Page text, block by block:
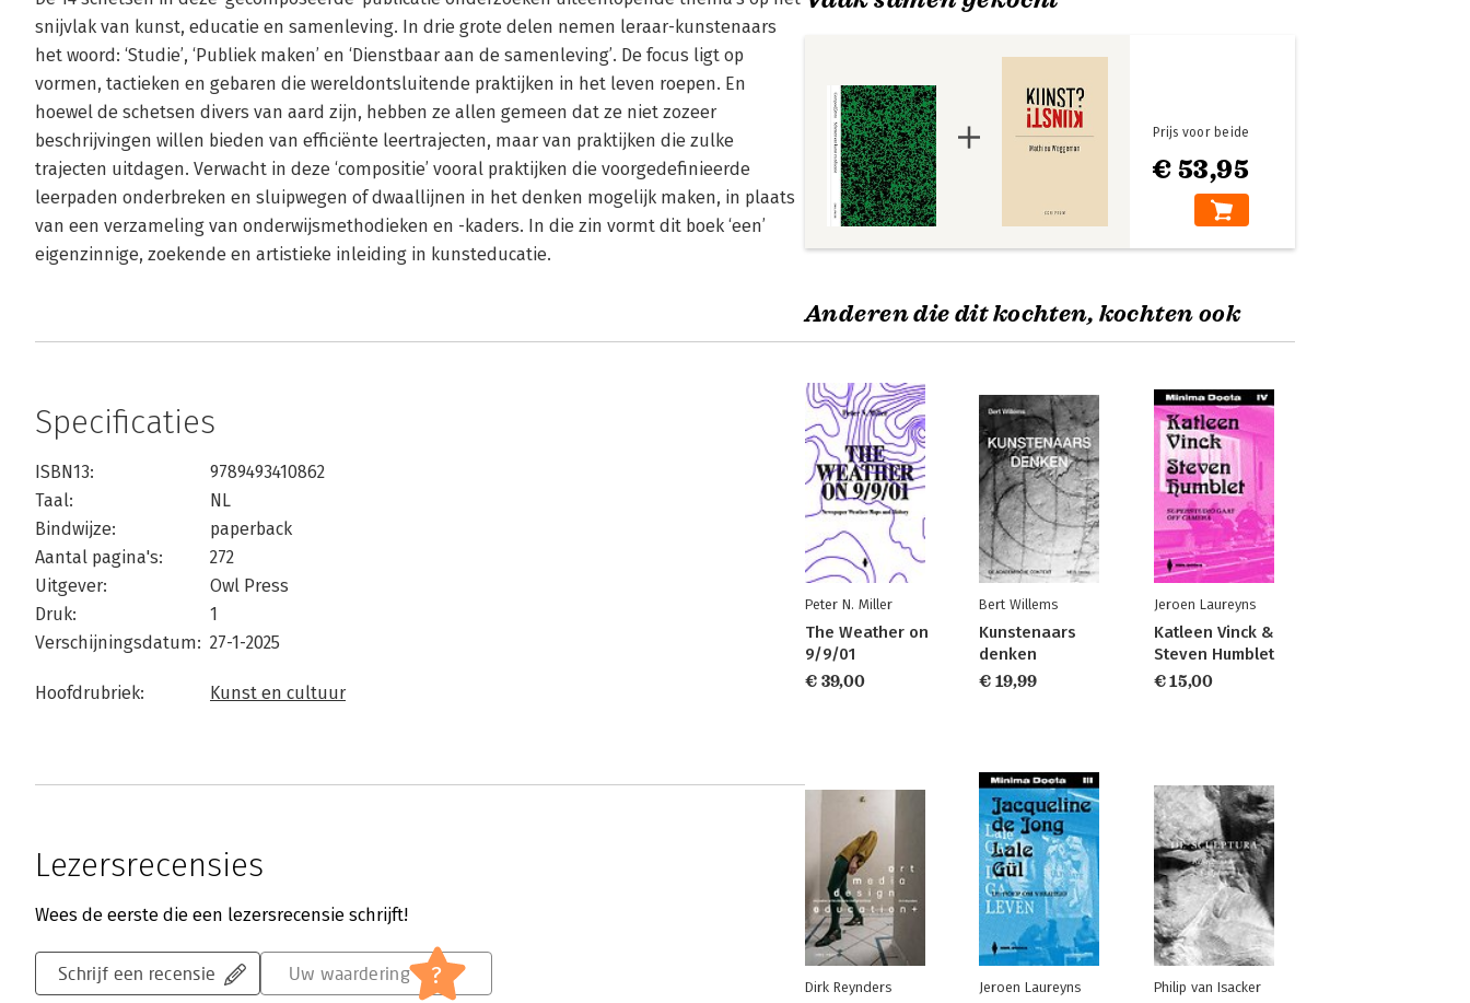
snijvlak van kunst, educatie en samenleving. In drie grote delen nemen leraar-kunstenaars
het woord: ‘Studie’, ‘Publiek maken’ en ‘Dienstbaar aan de samenleving’. De focus ligt op
vormen, tactieken en gebaren die wereldontsluitende praktijken in het leven roepen. En
hoewel de schetsen divers van aard zijn, hebben ze allen gemeen dat ze niet zozeer
beschrijvingen willen bieden van efficiënte leertrajecten, maar van praktijken die zulke
trajecten uitdagen. Verwacht in deze ‘compositie’ vooral praktijken die voorgedefinieerde
leerpaden onderbreken en sluipwegen of dwaallijnen in het denken mogelijk maken, in plaats
van een verzameling van onderwijsmethodieken en -kaders. In die zin vormt dit boek ‘een’
eigenzinnige, zoekende en artistieke inleiding in kunsteducatie.
Specificaties
ISBN13:
9789493410862
Taal:
NL
Bindwijze:
paperback
Aantal pagina's:
272
Uitgever:
Owl Press
Druk:
1
Verschijningsdatum: 27-1-2025
Hoofdrubriek: Kunst en cultuur
Lezersrecensies
Wees de eerste die een lezersrecensie schrijft!
Schrijf een recensie Uw waardering ?
€ 53,95
Prijs voor beide
Anderen die dit kochten, kochten ook
Peter N. Miller
The Weather on
9/9/01
€ 39,00
Bert Willems
Kunstenaars
denken
€ 19,99
Jeroen Laureyns
Katleen Vinck &
Steven Humblet
€ 15,00
Dirk Reynders Jeroen Laureyns Philip van Isacker